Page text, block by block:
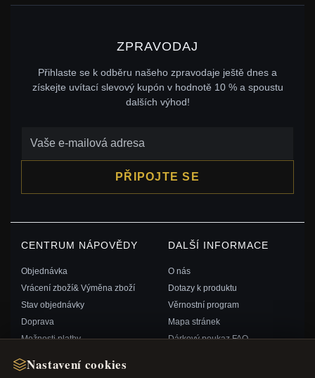
Nastavení cookies
ZPRAVODAJ
Přihlaste se k odběru našeho zpravodaje ještě dnes a
získejte uvítací slevový kupón v hodnotě 10 % a spoustu
dalších výhod!
PŘIPOJTE SE
CENTRUM NÁPOVĚDY
Objednávka
Vrácení zboží& Výměna zboží
Stav objednávky
Doprava
Možnosti platby
Kontaktujte nás
DALŠÍ INFORMACE
O nás
Dotazy k produktu
Věrnostní program
Mapa stránek
Dárkový poukaz FAQ